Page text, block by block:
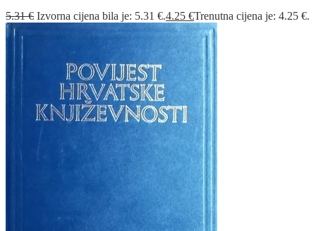
5.31€ Izvorna cijena bila je: 5.31 €.4.25 €Trenutna cijena je: 4.25 €.